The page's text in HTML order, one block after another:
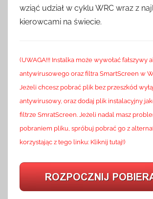
wziąć udział w cyklu WRC wraz z
kierowcami na świecie.
(UWAGA!!! Instalka może wywołać fałszywy
antywirusowego oraz filtra SmartScreen w
Jeżeli chcesz pobrać plik bez przeszkód
antywirusowy, oraz dodaj plik instalacyjny
filtrze SmratScreen. Jeżeli nadal masz
pobraniem pliku, spróbuj pobrać go z
korzystając z tego linku: Kliknij tutaj!)